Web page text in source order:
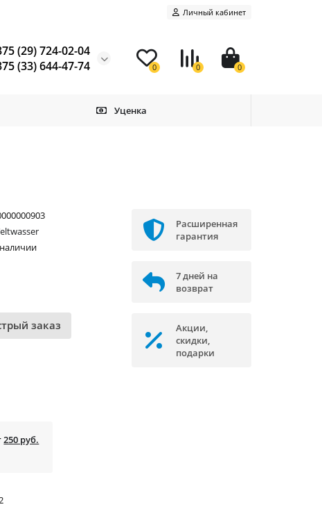
Личный кабинет
(29) 724-02-04
(33) 644-47-74
0 0 0
Уценка
заказ
250 руб.
Расширенная
гарантия
7 дней на
возврат
Акции,
скидки,
подарки